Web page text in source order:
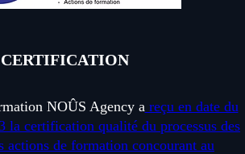
CERTIFICATION
NOÛS Agency a reçu en date du
la certification qualité du processus des
actions de formation concourant au